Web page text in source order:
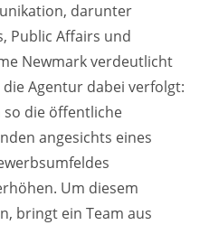
darunter
Public Affairs und
Newmark verdeutlicht
Agentur dabei verfolgt:
so die öffentliche
angesichts eines
Um diesem
bringt ein Team aus